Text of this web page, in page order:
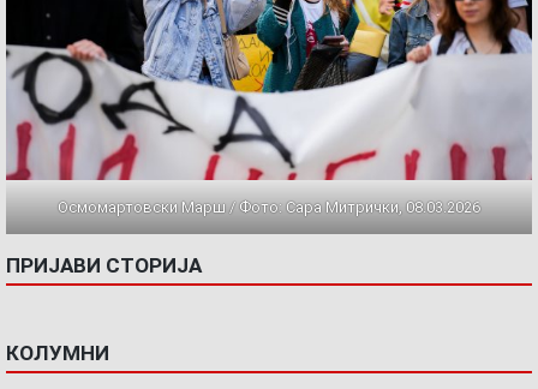
Осмомартовски Марш / Фото: Сара Митрички, 08.03.2026
ПРИЈАВИ СТОРИЈА
КОЛУМНИ